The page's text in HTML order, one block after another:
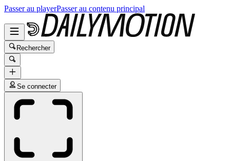
Passer au playerPasser au contenu principal
Rechercher
Se connecter